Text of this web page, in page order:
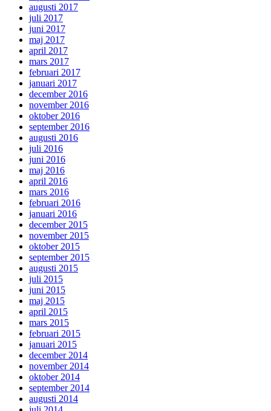
augusti 2017
juli 2017
juni 2017
maj 2017
april 2017
mars 2017
februari 2017
januari 2017
december 2016
november 2016
oktober 2016
september 2016
augusti 2016
juli 2016
juni 2016
maj 2016
april 2016
mars 2016
februari 2016
januari 2016
december 2015
november 2015
oktober 2015
september 2015
augusti 2015
juli 2015
juni 2015
maj 2015
april 2015
mars 2015
februari 2015
januari 2015
december 2014
november 2014
oktober 2014
september 2014
augusti 2014